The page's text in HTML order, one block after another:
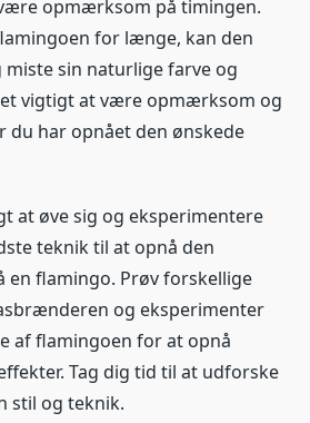
opmærksom på timingen.
for længe, kan den
sin naturlige farve og
vigtigt at være opmærksom og
du har opnået den ønskede
at øve sig og eksperimentere
teknik til at opnå den
en flamingo. Prøv forskellige
og eksperimenter
af flamingoen for at opnå
Tag dig tid til at udforske
stil og teknik.